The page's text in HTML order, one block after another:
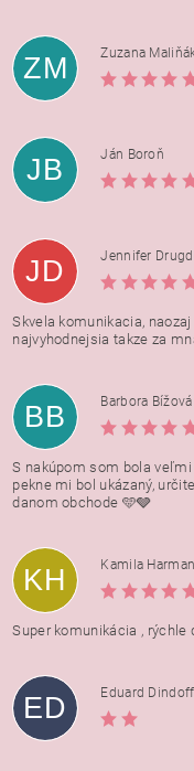
ZM
Zuzana
JB
Ján Boroň
JD
Jennifer
Skvela komunikacia,
najvyhodnejsia takze za
BB
Barbora Bížová
S nakúpom som bola
pekne mi bol ukázaný,
danom obchode 🩵🩶
KH
Kamila
Super komunikácia , rýchle
ED Eduard